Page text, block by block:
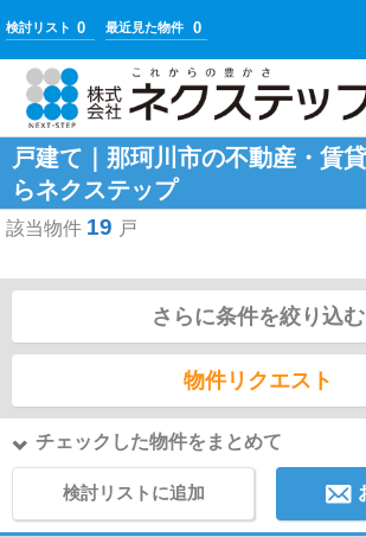
検討リスト 0 最近見た物件 0
戸建て｜那珂川市の不動産・賃
らネクステップ
該当物件 19 戸
さらに条件を絞り込む
物件リクエスト
チェックした物件をまとめて
検討リストに追加